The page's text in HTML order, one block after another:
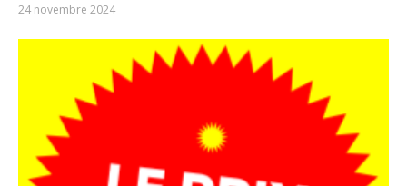
24 novembre 2024